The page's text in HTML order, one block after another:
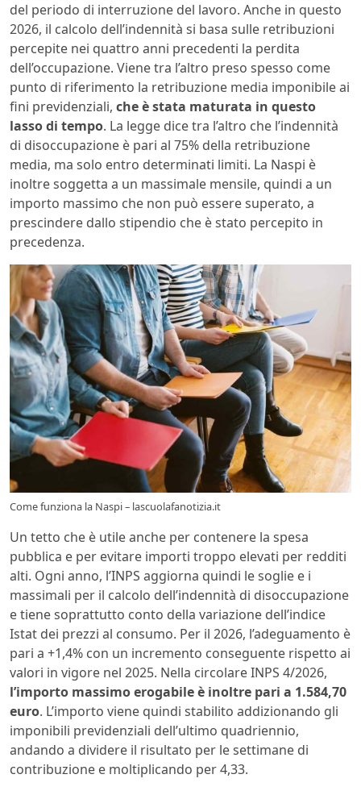
del periodo di interruzione del lavoro. Anche in questo
2026, il calcolo dell’indennità si basa sulle retribuzioni
percepite nei quattro anni precedenti la perdita
dell’occupazione. Viene tra l’altro preso spesso come
punto di riferimento la retribuzione media imponibile ai
fini previdenziali, che è stata maturata in questo
lasso di tempo. La legge dice tra l’altro che l’indennità
di disoccupazione è pari al 75% della retribuzione
media, ma solo entro determinati limiti. La Naspi è
inoltre soggetta a un massimale mensile, quindi a un
importo massimo che non può essere superato, a
prescindere dallo stipendio che è stato percepito in
precedenza.
Come funziona la Naspi – lascuolafanotizia.it
Un tetto che è utile anche per contenere la spesa
pubblica e per evitare importi troppo elevati per redditi
alti. Ogni anno, l’INPS aggiorna quindi le soglie e i
massimali per il calcolo dell’indennità di disoccupazione
e tiene soprattutto conto della variazione dell’indice
Istat dei prezzi al consumo. Per il 2026, l’adeguamento è
pari a +1,4% con un incremento conseguente rispetto ai
valori in vigore nel 2025. Nella circolare INPS 4/2026,
l’importo massimo erogabile è inoltre pari a 1.584,70
euro. L’importo viene quindi stabilito addizionando gli
imponibili previdenziali dell’ultimo quadriennio,
andando a dividere il risultato per le settimane di
contribuzione e moltiplicando per 4,33.